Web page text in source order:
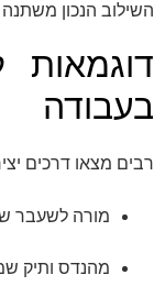
השילוב הנכון
דוגמאות
בעבודה
רבים מצאו דרכים
מורה לשעבר
מהנדס ותיק